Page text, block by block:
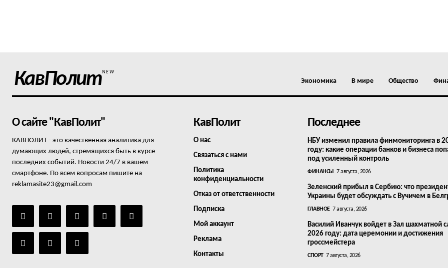
КавПолитNEW
Экономика В мире Общество
О сайте "КавПолит"
КАВПОЛИТ - это качественная аналитика для
думающих людей, стремящихся быть в курсе
последних событий. Новости 24/7 в вашем
смартфоне. По всем вопросам пишите на
reklamasite23@gmail.com
КавПолит
О нас
Связаться с нами
Политика
конфиденциальности
Отказ от ответственности
Подписка
Мой аккаунт
Реклама
Контакты
Последнее
НБУ изменил правила финмониторинга в
году: какие операции банков и бизнеса
под усиленный контроль
ФИНАНСЫ 7 августа, 2026
Зеленский прибыл в Сербию: что
Украины будет обсуждать с Вучичем в
ГЛАВНОЕ 7 августа, 2026
Василий Иванчук войдет в Зал шахматной
2026 году: дата церемонии и достижения
гроссмейстера
СПОРТ 7 августа, 2026